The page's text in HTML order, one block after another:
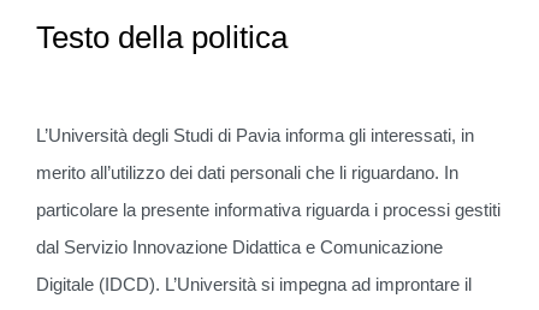
Testo della politica
L’Università degli Studi di Pavia informa gli interessati, in
merito all’utilizzo dei dati personali che li riguardano. In
particolare la presente informativa riguarda i processi gestiti
dal Servizio Innovazione Didattica e Comunicazione
Digitale (IDCD). L’Università si impegna ad improntare il